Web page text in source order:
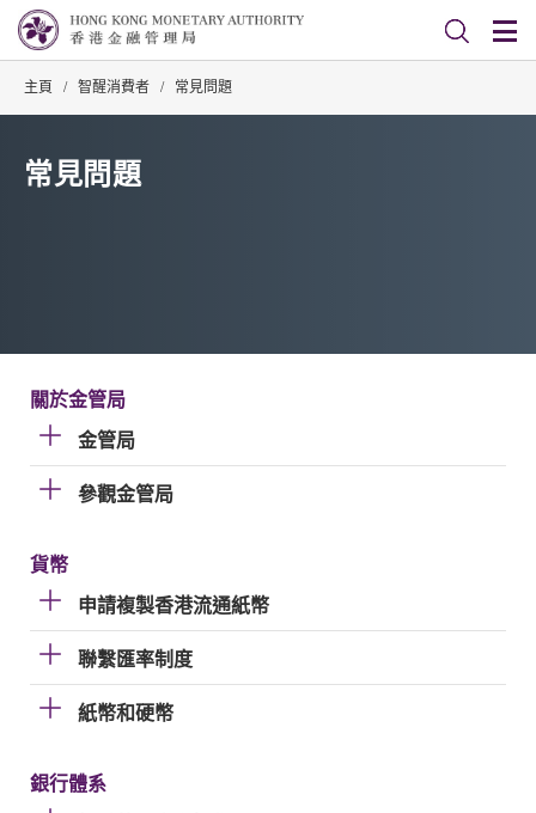
主頁 / 智醒消費者 / 常見問題
常見問題
關於金管局
金管局
參觀金管局
貨幣
申請複製香港流通紙幣
聯繫匯率制度
紙幣和硬幣
銀行體系